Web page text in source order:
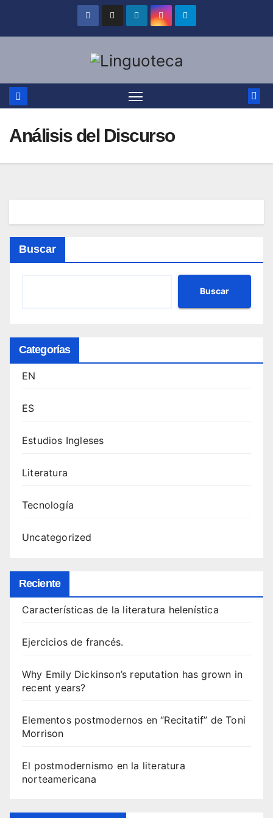
Análisis del Discurso
Buscar
Buscar
Categorías
EN
ES
Estudios Ingleses
Literatura
Tecnología
Uncategorized
Reciente
Características de la literatura helenística
Ejercicios de francés.
Why Emily Dickinson’s reputation has grown in
recent years?
Elementos postmodernos en “Recitatif” de Toni
Morrison
El postmodernismo en la literatura
norteamericana